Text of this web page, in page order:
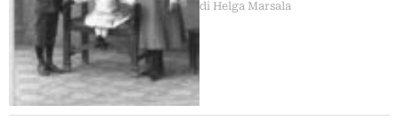
di Helga Marsala